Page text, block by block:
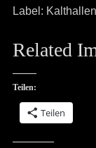
Label:
Related
Teilen:
Teilen